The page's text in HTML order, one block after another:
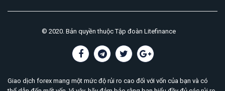
© 2020. Bản quyền thuộc Tập đoàn Litefinance
Giao dịch forex mang một mức độ rủi ro cao đối với vốn của bạn và có